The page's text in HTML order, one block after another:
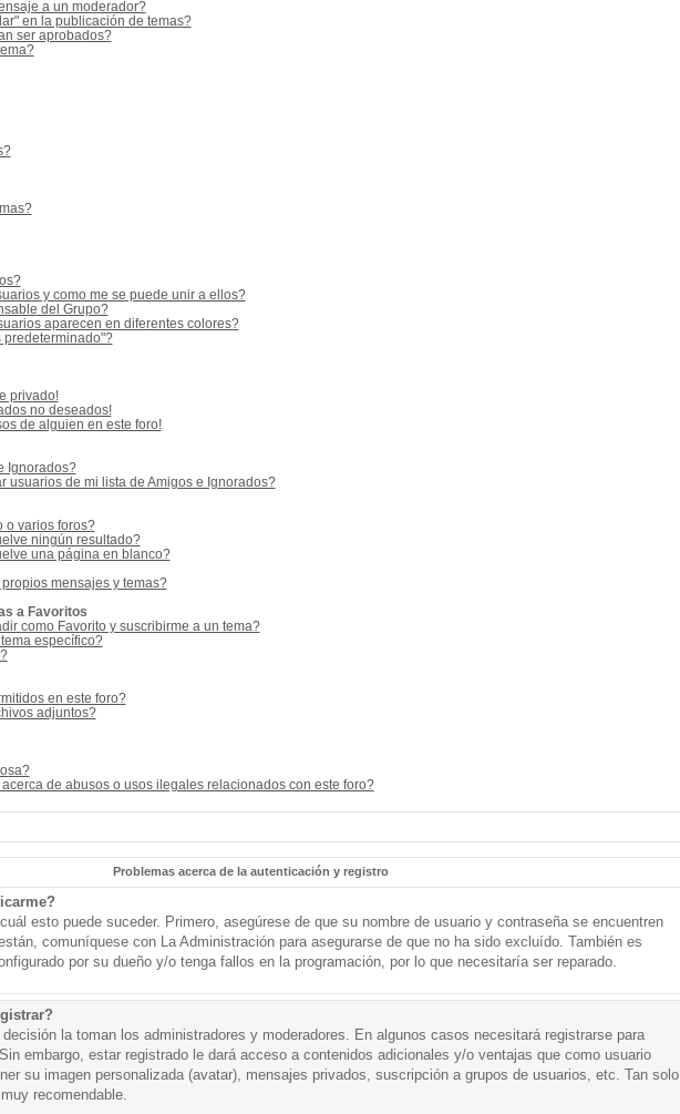
a un moderador?
en la publicación de temas?
ser aprobados?
y como me se puede unir a ellos?
del Grupo?
aparecen en diferentes colores?
predeterminado"?
privado!
no deseados!
de alguien en este foro!
Ignorados?
usuarios de mi lista de Amigos e Ignorados?
o varios foros?
ningún resultado?
una página en blanco?
mensajes y temas?
a Favoritos
como Favorito y suscribirme a un tema?
específico?
en este foro?
adjuntos?
de abusos o usos ilegales relacionados con este foro?
Problemas acerca de la autenticación y registro
esto puede suceder. Primero, asegúrese de que su nombre de usuario y contraseña se encuentren
comuníquese con La Administración para asegurarse de que no ha sido excluído. También es
por su dueño y/o tenga fallos en la programación, por lo que necesitaría ser reparado.
la toman los administradores y moderadores. En algunos casos necesitará registrarse para
embargo, estar registrado le dará acceso a contenidos adicionales y/o ventajas que como usuario
su imagen personalizada (avatar), mensajes privados, suscripción a grupos de usuarios, etc. Tan solo
recomendable.